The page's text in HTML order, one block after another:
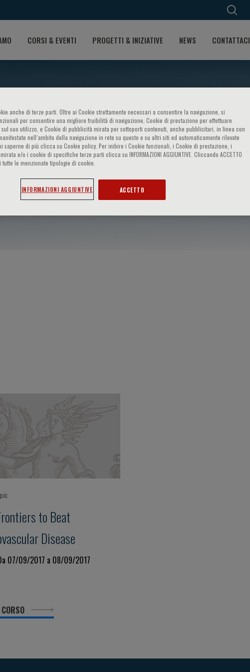
CORSI & EVENTI PROGETTI & INIZIATIVE NEWS CONTATTACI
Priori
to Beat
Disease
07/09/2017 a 08/09/2017
anche di terze parti. Oltre ai Cookie strettamente necessari a consentire la navigazione, si
per consentire una migliore fruibilità di navigazione, Cookie di prestazione per effettuare
sul suo utilizzo, e Cookie di pubblicità mirata per sottoporti contenuti, anche pubblicitari, in linea con
nell‘ambito della navigazione in rete su questo e su altri siti ed automaticamente rilevate
saperne di più clicca su Cookie policy. Per inibire i Cookie funzionali, i Cookie di prestazione, i
e/o i cookie di specifiche terze parti clicca su INFORMAZIONI AGGIUNTIVE. Cliccando ACCETTO
tutte le menzionate tipologie di cookie.
INFORMAZIONI AGGIUNTIVE ACCETTO